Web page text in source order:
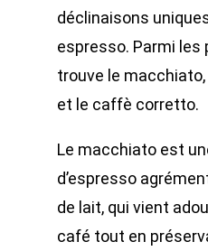
déclinaisons
espresso. Parmi les
trouve le
et le caffè corretto.
Le macchiato est
d’espresso
de lait, qui vient
café tout en